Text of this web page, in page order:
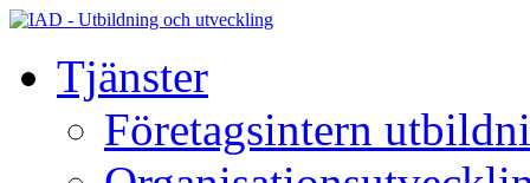
Tjänster
Företagsintern